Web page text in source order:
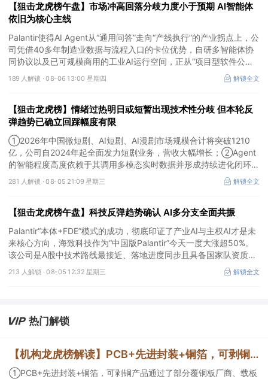
【狙击龙虎榜午盘】市场冲高回落分歧力度小于预期 AI智能体
依旧为核心主线
Palantir使得AI Agent从“通用问答”走向“产线执行”的产业拐点上，公
司凭借40多年制造业数据与流程入口的卡位优势，自研多智能体协
同协议以及已可规模商用的工业AI运行空间，正从“项目型软件公
司”向“AI原生平台生态型公司”跃迁。
189 人解锁 ·08-06 13:00 星期四 解锁全文
【狙击龙虎榜】情绪过热明日或短暂出现技术性分歧 但本轮反
弹趋势已确立回踩幅度有限
①2026年中国微短剧、AI短剧、AI漫剧市场规模合计将突破1210
亿，公司自2024年起全面发力短剧业务，营收大幅增长；②Agent
的智能程度高度依赖于其调用多模态实时数据并形成持续进化闭环的
能力，公司是全球首个完成TPC-DS测试并通过官方审计的数据库企
业；③2026年被多方定义为Robotaxi商业化元年，公司正从“传统
业从0到1的估值重估红利。
281 人解锁 ·08-05 21:09 星期三 解锁全文
【狙击龙虎榜午盘】科技反弹趋势确认 AI多分支全面共振
Palantir“本体+FDE”模式的成功，彻底印证了产业AI与主权AI才是未
来核心方向，海致科技作为“中国版Palantir”今天一度大涨超50%。
该公司是A股中技术路线最接近、落地进度同步且具备国家队资质的
核心标的，目前正处于从“数据智能基础设施”向“产业级AI Agent核
心供应商”跃迁的价值重估起点。
213 人解锁 ·08-05 12:32 星期三 解锁全文
热门解锁
【机构龙虎榜解读】PCB+先进封装+铜箔，可剥铜产品通过了部分覆铜板厂商、载板厂商及相关芯片终端的认证，持续获得小批量订单，主要应用场景包括芯片封装光模块用PCB，机构大额净买入这家公司
①PCB+先进封装+铜箔，可剥铜产品通过了部分覆铜板厂商、载板